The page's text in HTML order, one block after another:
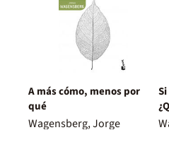
A más cómo, menos por
qué
Wagensberg, Jorge